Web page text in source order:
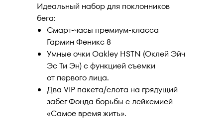
Идеальный набор для поклонников
бега:
Смарт-часы премиум-класса
Гармин Феникс 8
Умные очки Oakley HSTN (Оклей Эйч
Эс Ти Эн) с функцией съемки
от первого лица.
Два VIP пакета/слота на грядущий
забег Фонда борьбы с лейкемией
«Самое время жить».